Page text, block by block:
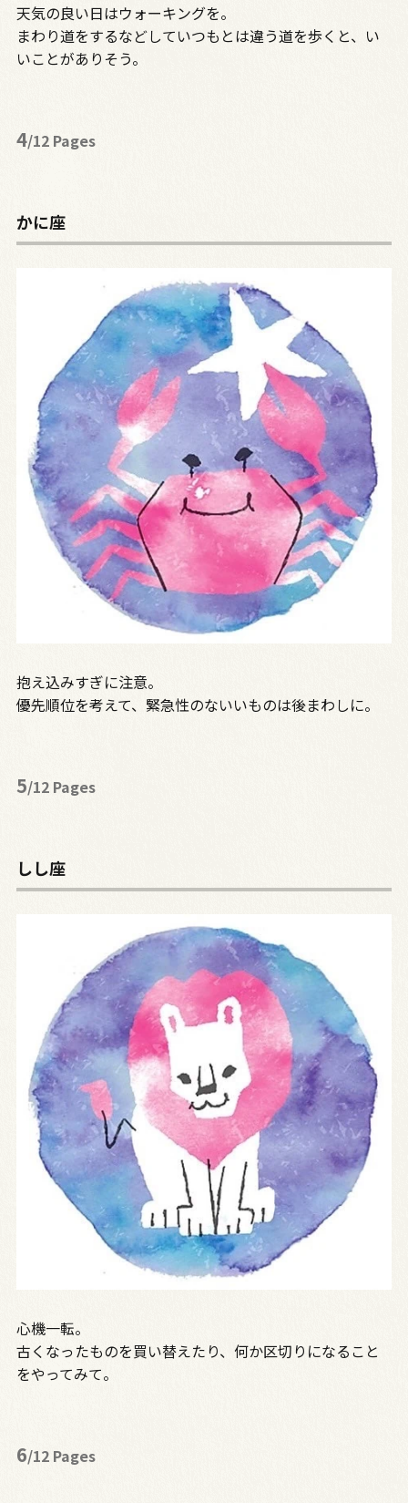
天気の良い日はウォーキングを。
まわり道をするなどしていつもとは違う道を歩くと、い
いことがありそう。
4/12 Pages
かに座
抱え込みすぎに注意。
優先順位を考えて、緊急性のないいものは後まわしに。
5/12 Pages
しし座
心機一転。
古くなったものを買い替えたり、何か区切りになること
をやってみて。
6/12 Pages